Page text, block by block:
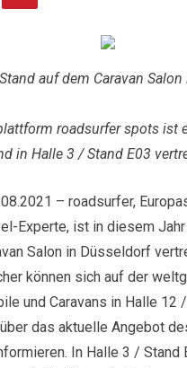
auf dem Caravan
roadsurfer spots ist
in Halle 3 / Stand E03
– roadsurfer,
Experte, ist in diesem
Salon in Düsseldorf
können sich auf der
und Caravans in Halle 12
das aktuelle Angebot
In Halle 3 / Stand